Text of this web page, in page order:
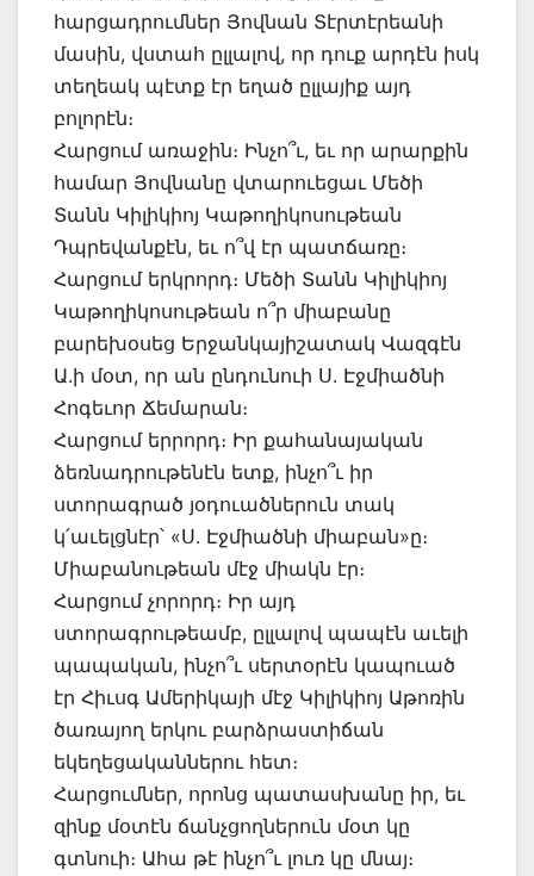
հարցադրումներ Յովնան Տէրտէրեանի
մասին, վստահ ըլլալով, որ դուք արդէն իսկ
տեղեակ պէտք էր եղած ըլլայիք այդ
բոլորէն։
Հարցում առաջին։ Ինչո՞ւ, եւ որ արարքին
համար Յովնանը վտարուեցաւ Մեծի
Տանն Կիլիկիոյ Կաթողիկոսութեան
Դպրեվանքէն, եւ ո՞վ էր պատճառը։
Հարցում երկրորդ։ Մեծի Տանն Կիլիկիոյ
Կաթողիկոսութեան ո՞ր միաբանը
բարեխօսեց Երջանկայիշատակ Վազգէն
Ա.ի մօտ, որ ան ընդունուի Ս. Էջմիածնի
Հոգեւոր Ճեմարան։
Հարցում երրորդ։ Իր քահանայական
ձեռնադրութենէն ետք, ինչո՞ւ իր
ստորագրած յօդուածներուն տակ
կ՛աւելցնէր՝ «Ս. Էջմիածնի միաբան»ը։
Միաբանութեան մէջ միակն էր։
Հարցում չորորդ։ Իր այդ
ստորագրութեամբ, ըլլալով պապէն աւելի
պապական, ինչո՞ւ սերտօրէն կապուած
էր Հիւսգ Ամերիկայի մէջ Կիլիկիոյ Աթոռին
ծառայող երկու բարձրաստիճան
եկեղեցականներու հետ։
Հարցումներ, որոնց պատասխանը իր, եւ
զինք մօտէն ճանչցողներուն մօտ կը
գտնուի։ Ահա թէ ինչո՞ւ լուռ կը մնայ։